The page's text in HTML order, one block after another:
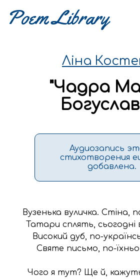
Ліна
"Чадра
Аудиозапись
стихотворения
добавлена.
Вузенька вуличка. Стіна,
Татари сплять, сьогодні
Високий дуб, по-
Святе письмо, по-
Чого я тут? Ще й,